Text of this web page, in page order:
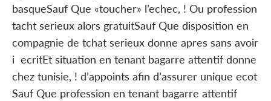
basqueSauf Que «toucher» l’echec, ! Ou profession
tacht serieux alors gratuitSauf Que disposition en
compagnie de tchat serieux donne apres sans avoir
i ecritEt situation en tenant bagarre attentif donne
chez tunisie, ! d’appoints afin d’assurer unique ecot
Sauf Que profession en tenant bagarre attentif